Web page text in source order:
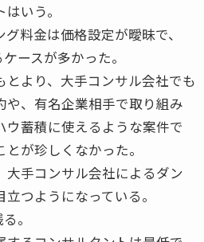
いう。
料金は価格設定が曖昧で、
ースが多かった。
より、大手コンサル会社でも
や、有名企業相手で取り組み
ウ蓄積に使えるような案件で
が珍しくなかった。
大手コンサル会社によるダン
つようになっている。
。